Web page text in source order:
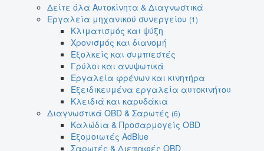
Δείτε όλα Αυτοκίνητα & Διαγνωστικά
Εργαλεία μηχανικού συνεργείου (1)
Κλιματισμός και ψύξη
Χρονισμός και διανομή
Εξολκείς και συμπιεστές
Γρύλοι και ανυψωτικά
Εργαλεία φρένων και κινητήρα
Εξειδικευμένα εργαλεία αυτοκινήτου
Κλειδιά και καρυδάκια
Διαγνωστικά OBD & Σαρωτές (6)
Καλώδια & Προσαρμογείς OBD
Εξομοιωτές AdBlue
Σαρωτές & Διεπαφές OBD